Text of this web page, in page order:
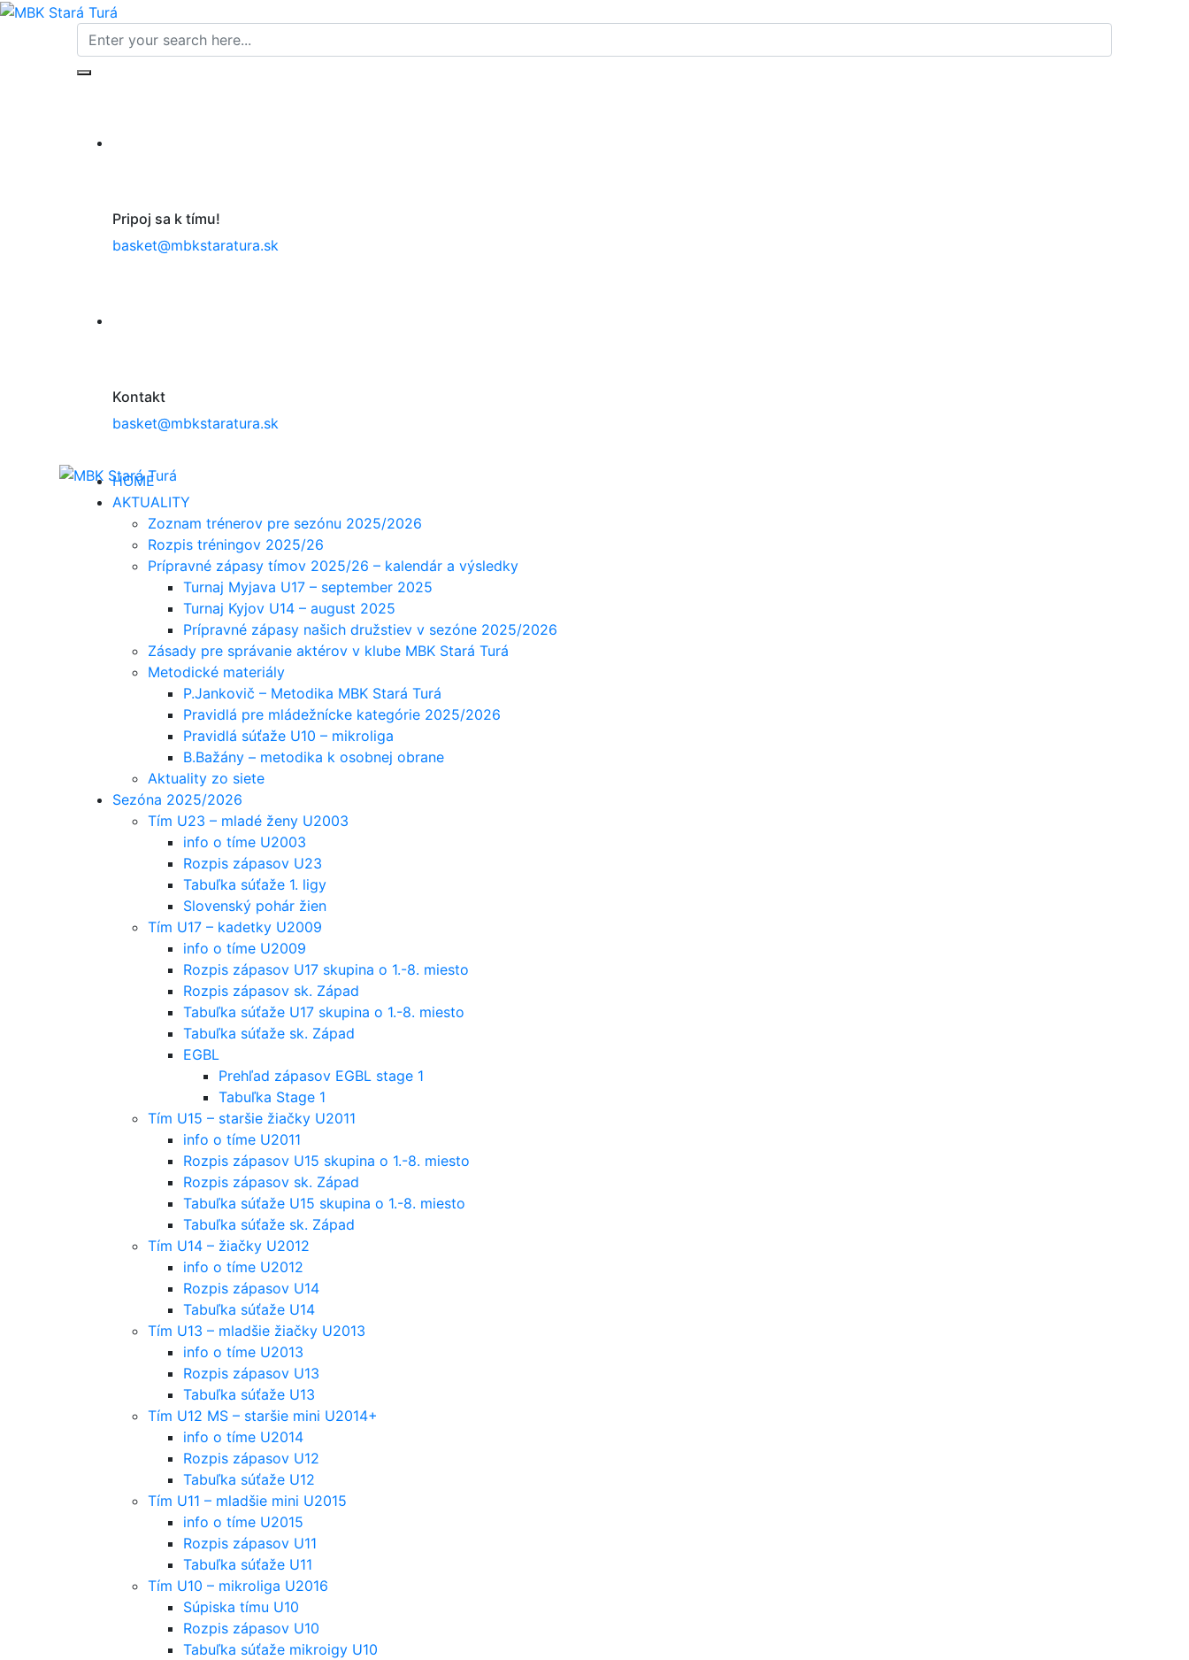
Pripoj sa k tímu!
basket@mbkstaratura.sk
Kontakt
basket@mbkstaratura.sk
HOME
AKTUALITY
Zoznam trénerov pre sezónu 2025/2026
Rozpis tréningov 2025/26
Prípravné zápasy tímov 2025/26 – kalendár a výsledky
Turnaj Myjava U17 – september 2025
Turnaj Kyjov U14 – august 2025
Prípravné zápasy našich družstiev v sezóne 2025/2026
Zásady pre správanie aktérov v klube MBK Stará Turá
Metodické materiály
P.Jankovič – Metodika MBK Stará Turá
Pravidlá pre mládežnícke kategórie 2025/2026
Pravidlá súťaže U10 – mikroliga
B.Bažány – metodika k osobnej obrane
Aktuality zo siete
Sezóna 2025/2026
Tím U23 – mladé ženy U2003
info o tíme U2003
Rozpis zápasov U23
Tabuľka súťaže 1. ligy
Slovenský pohár žien
Tím U17 – kadetky U2009
info o tíme U2009
Rozpis zápasov U17 skupina o 1.-8. miesto
Rozpis zápasov sk. Západ
Tabuľka súťaže U17 skupina o 1.-8. miesto
Tabuľka súťaže sk. Západ
EGBL
Prehľad zápasov EGBL stage 1
Tabuľka Stage 1
Tím U15 – staršie žiačky U2011
info o tíme U2011
Rozpis zápasov U15 skupina o 1.-8. miesto
Rozpis zápasov sk. Západ
Tabuľka súťaže U15 skupina o 1.-8. miesto
Tabuľka súťaže sk. Západ
Tím U14 – žiačky U2012
info o tíme U2012
Rozpis zápasov U14
Tabuľka súťaže U14
Tím U13 – mladšie žiačky U2013
info o tíme U2013
Rozpis zápasov U13
Tabuľka súťaže U13
Tím U12 MS – staršie mini U2014+
info o tíme U2014
Rozpis zápasov U12
Tabuľka súťaže U12
Tím U11 – mladšie mini U2015
info o tíme U2015
Rozpis zápasov U11
Tabuľka súťaže U11
Tím U10 – mikroliga U2016
Súpiska tímu U10
Rozpis zápasov U10
Tabuľka súťaže mikroigy U10